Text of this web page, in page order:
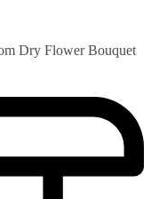
Dry Flower Bouquet